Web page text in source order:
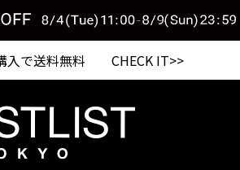
入で送料無料 CHECK IT>>
Visit our Global Site here. >>